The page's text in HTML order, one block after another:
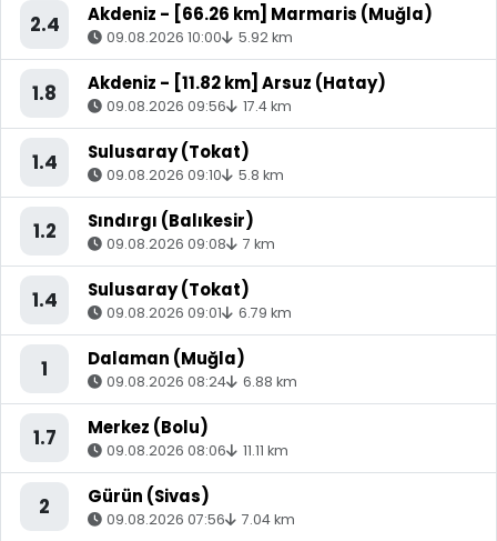
2.4 Akdeniz - [66.26 km] Marmaris (Muğla)
09.08.2026 10:00 5.92 km
1.8 Akdeniz - [11.82 km] Arsuz (Hatay)
09.08.2026 09:56 17.4 km
1.4 Sulusaray (Tokat)
09.08.2026 09:10 5.8 km
1.2 Sındırgı (Balıkesir)
09.08.2026 09:08 7 km
1.4 Sulusaray (Tokat)
09.08.2026 09:01 6.79 km
1 Dalaman (Muğla)
09.08.2026 08:24 6.88 km
1.7 Merkez (Bolu)
09.08.2026 08:06 11.11 km
2 Gürün (Sivas)
09.08.2026 07:56 7.04 km